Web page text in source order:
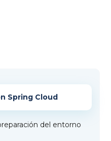
Spring Cloud
del entorno